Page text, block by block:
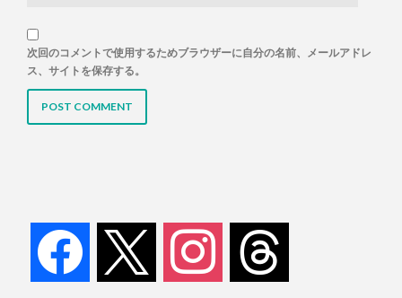
次回のコメントで使用するためブラウザーに自分の名前、メールアドレ
ス、サイトを保存する。
facebook instagram threads